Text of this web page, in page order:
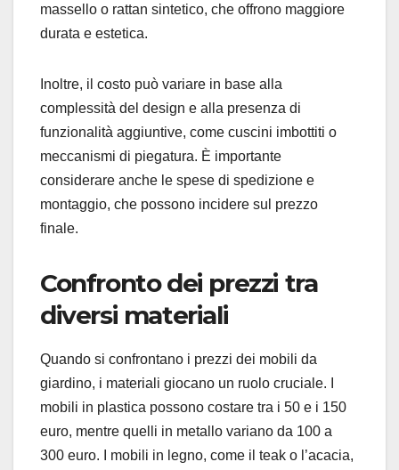
massello o rattan sintetico, che offrono maggiore
durata e estetica.
Inoltre, il costo può variare in base alla
complessità del design e alla presenza di
funzionalità aggiuntive, come cuscini imbottiti o
meccanismi di piegatura. È importante
considerare anche le spese di spedizione e
montaggio, che possono incidere sul prezzo
finale.
Confronto dei prezzi tra
diversi materiali
Quando si confrontano i prezzi dei mobili da
giardino, i materiali giocano un ruolo cruciale. I
mobili in plastica possono costare tra i 50 e i 150
euro, mentre quelli in metallo variano da 100 a
300 euro. I mobili in legno, come il teak o l’acacia,